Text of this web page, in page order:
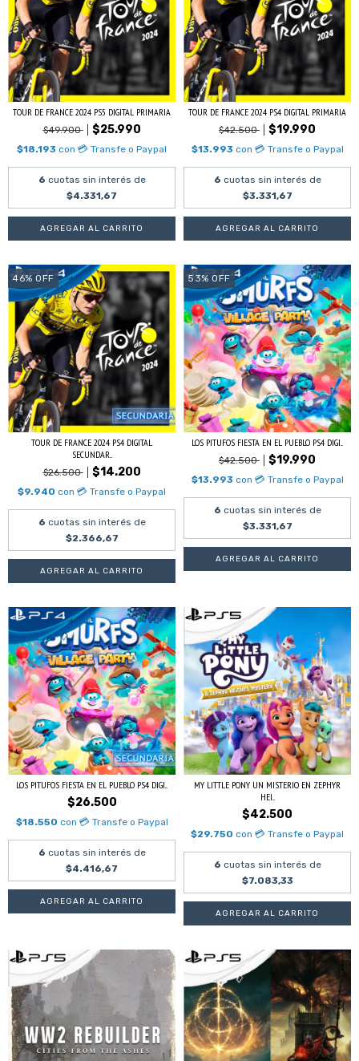
TOUR DE FRANCE 2024 PS5 DIGITAL PRIMARIA
$49.900 $25.990
$18.193 con 💳 Transfe o Paypal
6 cuotas sin interés de
$4.331,67
TOUR DE FRANCE 2024 PS4 DIGITAL PRIMARIA
$42.500 $19.990
$13.993 con 💳 Transfe o Paypal
6 cuotas sin interés de
$3.331,67
46% OFF
TOUR DE FRANCE 2024 PS4 DIGITAL
SECUNDAR...
$26.500 $14.200
$9.940 con 💳 Transfe o Paypal
6 cuotas sin interés de
$2.366,67
53% OFF
LOS PITUFOS FIESTA EN EL PUEBLO PS4 DIGI...
$42.500 $19.990
$13.993 con 💳 Transfe o Paypal
6 cuotas sin interés de
$3.331,67
LOS PITUFOS FIESTA EN EL PUEBLO PS4 DIGI...
$26.500
$18.550 con 💳 Transfe o Paypal
6 cuotas sin interés de
$4.416,67
MY LITTLE PONY UN MISTERIO EN ZEPHYR
HEI...
$42.500
$29.750 con 💳 Transfe o Paypal
6 cuotas sin interés de
$7.083,33